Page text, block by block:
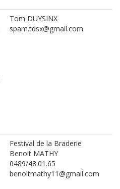
Tom DUYSINX
spam.tdsx@gmail.com
Festival de la Braderie
Benoit MATHY
0489/48.01.65
benoitmathy11@gmail.com